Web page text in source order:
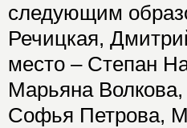
следующим
Речицкая,
место – Степан
Марьяна
Софья Петрова,